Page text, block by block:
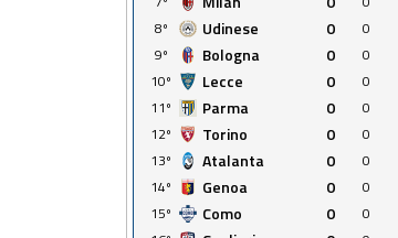
8º
Udinese 0 0
9º
Bologna 0 0
10º
Lecce 0 0
11º
Parma 0 0
12º
Torino 0 0
13º
Atalanta 0 0
14º
Genoa 0 0
15º
Como 0 0